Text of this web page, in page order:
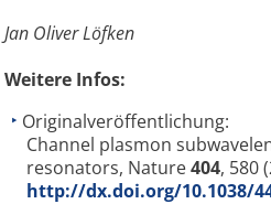
Jan Oliver Löfken
Weitere Infos:
Originalveröffentlichung:
Channel plasmon
resonators, Nature404, 580
http://dx.doi.org/10.1038/